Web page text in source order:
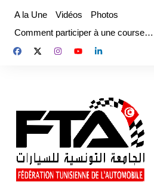
contenu
A la Une Vidéos
Photos
Comment participer à une course…